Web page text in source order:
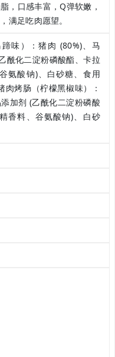
，口感丰富，Q弹软嫩，
满足吃肉愿望。
味）：猪肉 (80%)、马
酰化二淀粉磷酸酯、卡拉
氨酸钠)、白砂糖、食用
烤肠（柠檬黑椒味）：
加剂 (乙酰化二淀粉磷酸
香料、谷氨酸钠)、白砂